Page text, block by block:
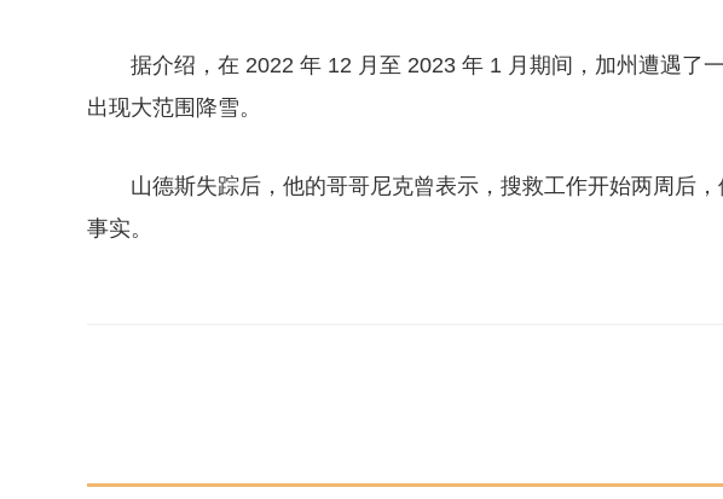
据介绍，在 2022 年 12 月至 2023 年 1 月期间，加州遭遇了
出现大范围降雪。
山德斯失踪后，他的哥哥尼克曾表示，搜救工作开始两周后
事实。